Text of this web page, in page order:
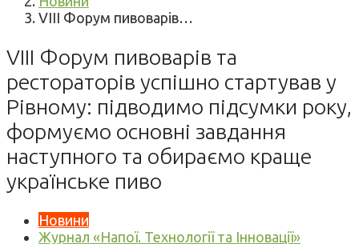
VIII Форум пивоварів…
VIII Форум пивоварів та
рестораторів успішно стартував у
Рівному: підводимо підсумки року,
формуємо основні завдання
наступного та обираємо краще
українське пиво
Новини
Журнал «Напої. Технології та Інновації»